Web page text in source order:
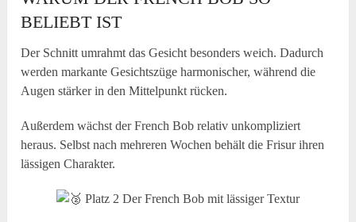
BELIEBT IST
Der Schnitt umrahmt das Gesicht besonders weich. Dadurch
werden markante Gesichtszüge harmonischer, während die
Augen stärker in den Mittelpunkt rücken.
Außerdem wächst der French Bob relativ unkompliziert
heraus. Selbst nach mehreren Wochen behält die Frisur ihren
lässigen Charakter.